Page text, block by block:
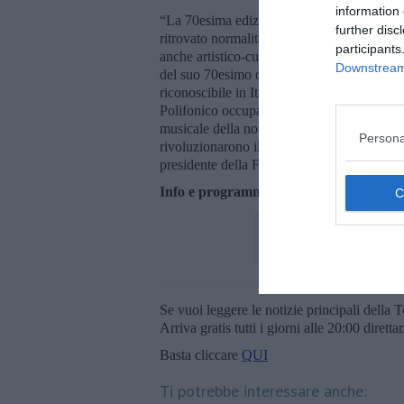
information
further
“La 70esima edizione del Polifonico
ritrovato normalità e recuperato
anche artistico-culturale. Torna quindi,
del suo 70esimo compleanno, una
riconoscibile in Italia e all'estero per
Polifonico occupa di diritto un posto
musicale della nostra città, identificato a
rivoluzionarono il modo di insegnare,
presidente della Fondazione Guido
Info e programma:
Se vuoi leggere le notizie principali della
Arriva gratis tutti i giorni alle 20:00
Basta cliccare QUI
Ti potrebbe interessare anche: